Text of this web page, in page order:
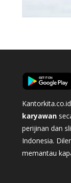
karyawan
perijinan dan
Indonesia.
memantau